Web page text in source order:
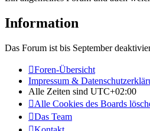
Information
Das Forum ist bis September
Foren-Übersicht
Impressum &
Alle Zeiten sind UTC+02:00
Alle Cookies des Boards
Das Team